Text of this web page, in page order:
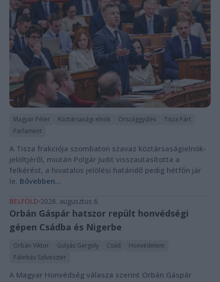
Magyar Péter Köztársasági elnök Országgyűlés
Tisza Párt
Parlament
A Tisza frakciója szombaton szavaz köztársaságielnök-
jelöltjéről, miután Polgár Judit visszautasította a
felkérést, a hivatalos jelölési határidő pedig hétfőn jár
le. Bővebben...
BELFÖLD 2026. augusztus 6.
Orbán Gáspár hatszor repült honvédségi
gépen Csádba és Nigerbe
Orbán Viktor Gulyás Gergely Csád
Honvédelem
Pálinkás Szilveszter
A Magyar Honvédség válasza szerint Orbán Gáspár